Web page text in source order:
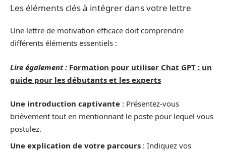
Les éléments clés à intégrer dans votre lettre
Une lettre de motivation efficace doit comprendre
différents éléments essentiels :
Lire également : Formation pour utiliser Chat GPT : un
guide pour les débutants et les experts
Une introduction captivante : Présentez-vous
brièvement tout en mentionnant le poste pour lequel vous
postulez.
Une explication de votre parcours : Indiquez vos